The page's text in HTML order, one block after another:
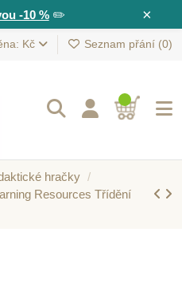
×
-10 %✏️
Kč Seznam přání (0)
hračky
Resources Třídění